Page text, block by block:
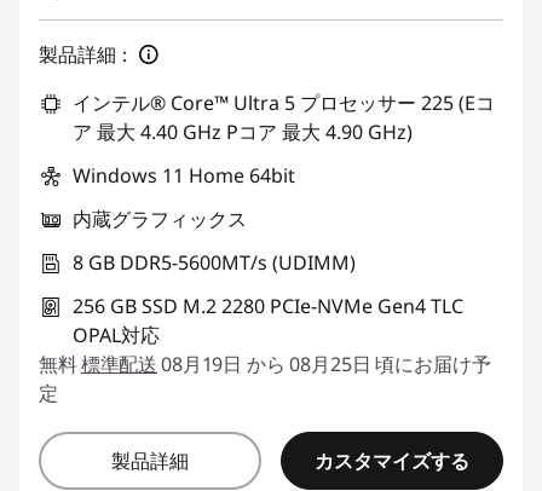
ズ
タ
製品詳細：
インテル® Core™ Ultra 5 プロセッサー 225 (Eコ
ア 最大 4.40 GHz Pコア 最大 4.90 GHz)
Windows 11 Home 64bit
内蔵グラフィックス
8 GB DDR5-5600MT/s (UDIMM)
256 GB SSD M.2 2280 PCIe-NVMe Gen4 TLC
OPAL対応
無料標準配送08月19日 から 08月25日 頃にお届け予
定
製品詳細 カスタマイズする